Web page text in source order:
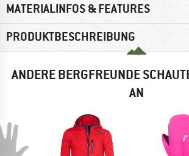
MATERIALINFOS & FEATURES
PRODUKTBESCHREIBUNG
ANDERE BERGFREUNDE
AN